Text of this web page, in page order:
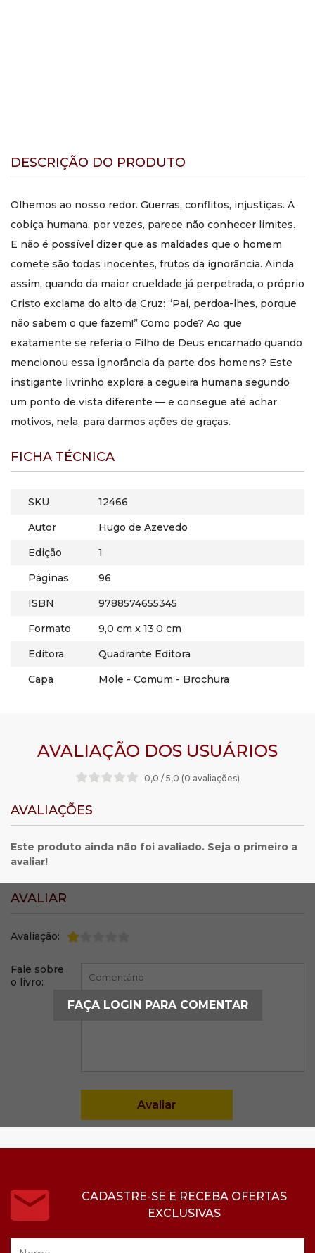
DESCRIÇÃO DO PRODUTO
Olhemos ao nosso redor. Guerras, conflitos, injustiças. A
cobiça humana, por vezes, parece não conhecer limites.
E não é possível dizer que as maldades que o homem
comete são todas inocentes, frutos da ignorância. Ainda
assim, quando da maior crueldade já perpetrada, o próprio
Cristo exclama do alto da Cruz: “Pai, perdoa-lhes, porque
não sabem o que fazem!” Como pode? Ao que
exatamente se referia o Filho de Deus encarnado quando
mencionou essa ignorância da parte dos homens? Este
instigante livrinho explora a cegueira humana segundo
um ponto de vista diferente — e consegue até achar
motivos, nela, para darmos ações de graças.
FICHA TÉCNICA
SKU
12466
Autor
Hugo de Azevedo
Edição
1
Páginas
96
ISBN
9788574655345
Formato
9,0 cm x 13,0 cm
Editora
Quadrante Editora
Capa
Mole - Comum - Brochura
AVALIAÇÃO DOS USUÁRIOS
0,0 / 5,0 (0 avaliações)
AVALIAÇÕES
Este produto ainda não foi avaliado. Seja o primeiro a
avaliar!
AVALIAR
Avaliação:
Fale sobre
o livro:
FAÇA LOGIN PARA COMENTAR
CADASTRE-SE E RECEBA OFERTAS
EXCLUSIVAS